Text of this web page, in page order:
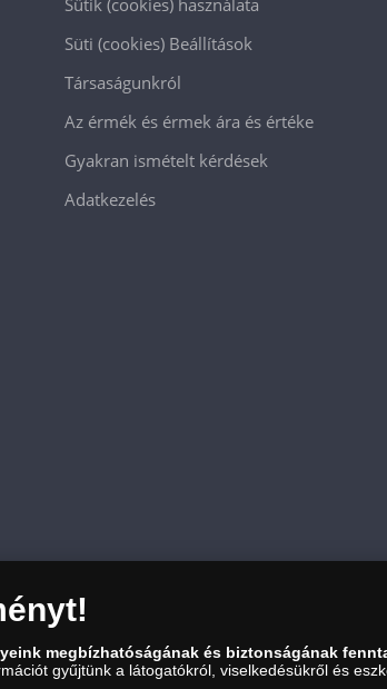
Sütik (cookies) használata
Süti (cookies) Beállítások
Társaságunkról
Az érmék és érmek ára és értéke
Gyakran ismételt kérdések
Adatkezelés
megbízhatóságának és biztonságának
gyűjtünk a látogatókról, viselkedésükről és